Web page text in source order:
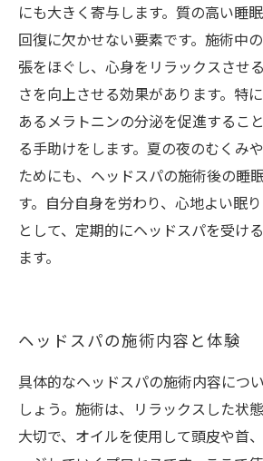
にも大きく寄与します。質の高い睡
回復に欠かせない要素です。施術中
張をほぐし、心身をリラックスさせ
さを向上させる効果があります。特
あるメラトニンの分泌を促進するこ
る手助けをします。夏の夜のむくみ
ためにも、ヘッドスパの施術後の睡
す。自分自身を労わり、心地よい眠
として、定期的にヘッドスパを受け
ます。
ヘッドスパの施術内容と体験
具体的なヘッドスパの施術内容につ
しょう。施術は、リラックスした状
大切で、オイルを使用して頭皮や首